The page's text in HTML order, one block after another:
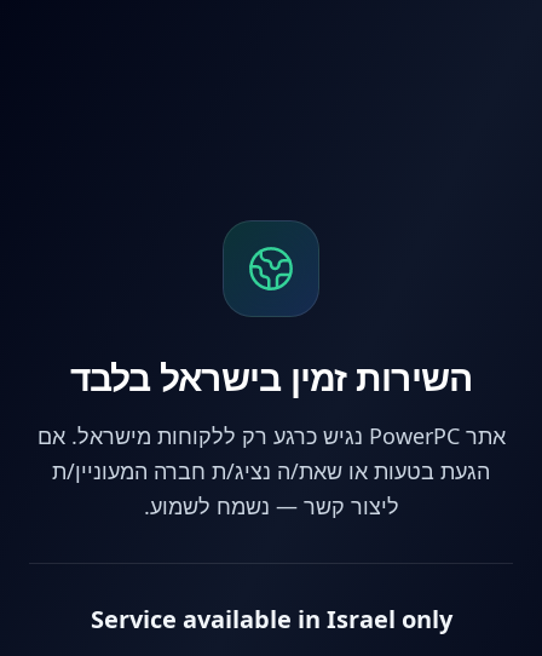
השירות זמין בישראל בלבד
אתר PowerPC נגיש כרגע רק ללקוחות מישראל. אם
הגעת בטעות או שאת/ה נציג/ת חברה המעוניין/ת
ליצור קשר — נשמח לשמוע.
Service available in Israel only